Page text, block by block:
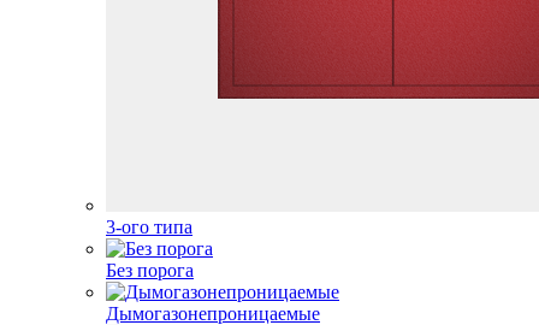
3-ого типа
Без порога
Дымогазонепроницаемые